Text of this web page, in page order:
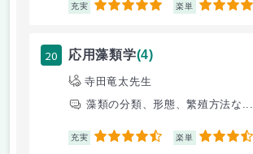
充実 5 楽単 5
20 応用藻類学(4)
寺田竜太先生
藻類の分類、形態、繁殖方法な...
充実 4.5 楽単 3.5